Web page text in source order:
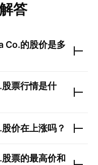
答
Co.的股价是多
股票行情是什
股价在上涨吗？
股票的最高价和